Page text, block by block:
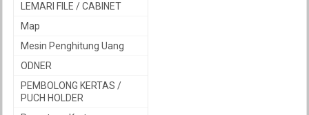
LEMARI FILE / CABINET
Map
Mesin Penghitung Uang
ODNER
PEMBOLONG KERTAS /
PUCH HOLDER